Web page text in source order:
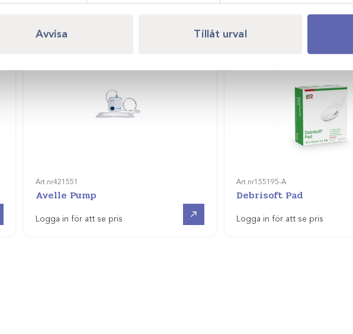
Avvisa Tillåt urval
Art.nr421551
Avelle Pump
Logga in för att se pris
Art.nr155195-A
Debrisoft Pad
Logga in för att se pris